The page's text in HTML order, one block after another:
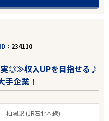
234110
実◎≫収入UPを目指せる♪
手企業！
柏陽駅 (JR石北本線)